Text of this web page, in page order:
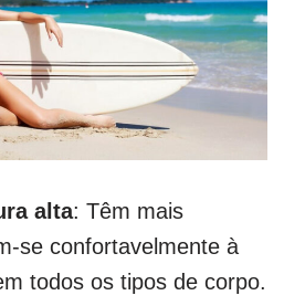
alta: Têm mais
se confortavelmente à
todos os tipos de corpo.